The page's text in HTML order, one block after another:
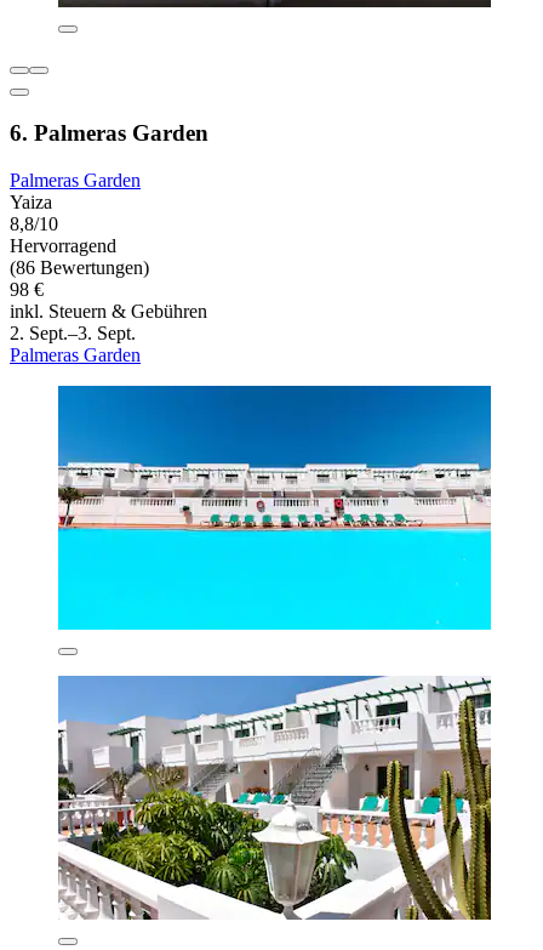
6. Palmeras Garden
Palmeras Garden
Yaiza
8,8/10
Hervorragend
(86 Bewertungen)
98 €
inkl. Steuern & Gebühren
2. Sept.–3. Sept.
Palmeras Garden